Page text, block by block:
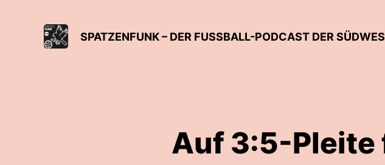
SPATZENFUNK – DER FUSSBALL-PODCAST DER
Auf 3:5-Pleite